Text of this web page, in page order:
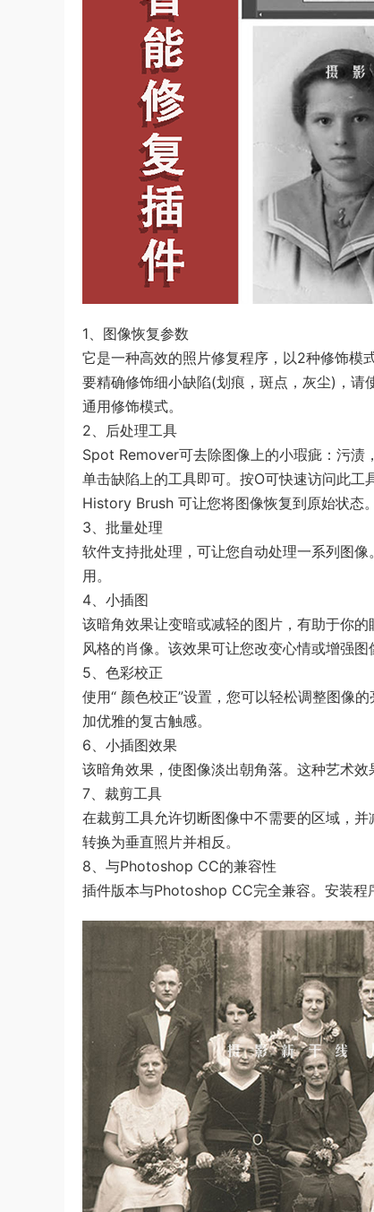
1、图像恢复参数
它是一种高效的照片修复程序，以2种修饰模式
要精确修饰细小缺陷(划痕，斑点，灰尘)，请
通用修饰模式。
2、后处理工具
Spot Remover可去除图像上的小瑕疵：污渍
单击缺陷上的工具即可。按O可快速访问此工具
History Brush 可让您将图像恢复到原始状态。
3、批量处理
软件支持批处理，可让您自动处理一系列图
用。
4、小插图
该暗角效果让变暗或减轻的图片，有助于你
风格的肖像。该效果可让您改变心情或增强
5、色彩校正
使用“ 颜色校正”设置，您可以轻松调整图像
加优雅的复古触感。
6、小插图效果
该暗角效果，使图像淡出朝角落。这种艺术
7、裁剪工具
在裁剪工具允许切断图像中不需要的区域，
转换为垂直照片并相反。
8、与Photoshop CC的兼容性
插件版本与Photoshop CC完全兼容。安装程